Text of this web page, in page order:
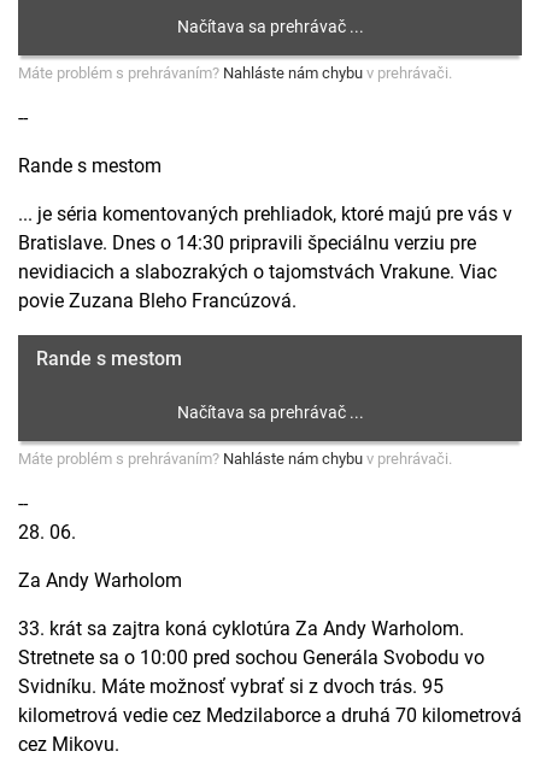
Máte problém s prehrávaním? Nahláste nám chybu v prehrávači.
--
Rande s mestom
... je séria komentovaných prehliadok, ktoré majú pre vás v
Bratislave. Dnes o 14:30 pripravili špeciálnu verziu pre
nevidiacich a slabozrakých o tajomstvách Vrakune. Viac
povie Zuzana Bleho Francúzová.
Rande s mestom
Máte problém s prehrávaním? Nahláste nám chybu v prehrávači.
--
28. 06.
Za Andy Warholom
33. krát sa zajtra koná cyklotúra Za Andy Warholom.
Stretnete sa o 10:00 pred sochou Generála Svobodu vo
Svidníku. Máte možnosť vybrať si z dvoch trás. 95
kilometrová vedie cez Medzilaborce a druhá 70 kilometrová
cez Mikovu.